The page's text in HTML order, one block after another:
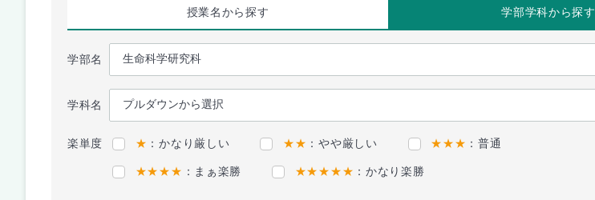
授業名から探す 学部学科から探す
学部名
学科名
楽単度 ★ ：かなり厳しい ★★ ：やや厳しい ★★★ ：普通
★★★★ ：まぁ楽勝 ★★★★★ ：かなり楽勝